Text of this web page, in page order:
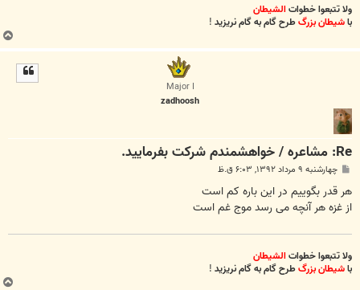
ولا تتبعوا خطواتالشیطان
باشیطان بزرگطرح گام به گام نریزید!
ب
ا
Major I
zadhoosh
Re: مشاعره / خواهشمندم شرکت بفرماييد.
پ
ت
چهارشنبه ۹ مرداد ۱۳۹۲, ۶:۰۳ ق.ظ
هر قدر بگوییم در این باره کم است
از غزه هر آنچه می رسد موج غم است
ولا تتبعوا خطواتالشیطان
باشیطان بزرگطرح گام به گام نریزید!
ب